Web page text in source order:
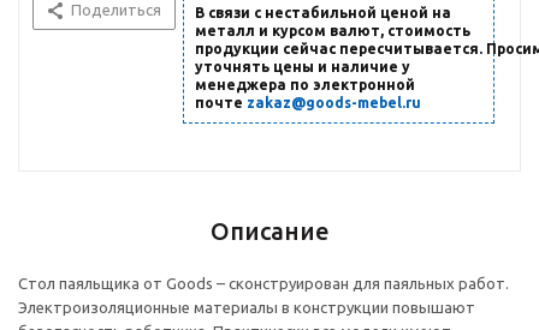
Поделиться
В связи с нестабильной ценой на
металл и курсом валют, стоимость
продукции сейчас пересчитывается.
уточнять цены и наличие у
менеджера по электронной
почте zakaz@goods-mebel.ru
Описание
Стол паяльщика от Goods – сконструирован для паяльных работ.
Электроизоляционные материалы в конструкции повышают